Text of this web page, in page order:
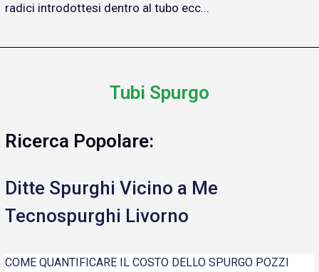
radici introdottesi dentro al tubo ecc...
Tubi Spurgo
Ricerca Popolare:
Ditte Spurghi Vicino a Me
Tecnospurghi Livorno
COME QUANTIFICARE IL COSTO DELLO SPURGO POZZI